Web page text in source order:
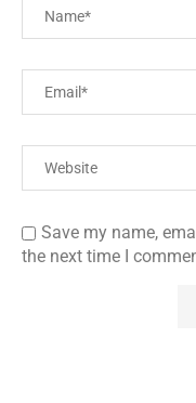
Save my name,
the next time I